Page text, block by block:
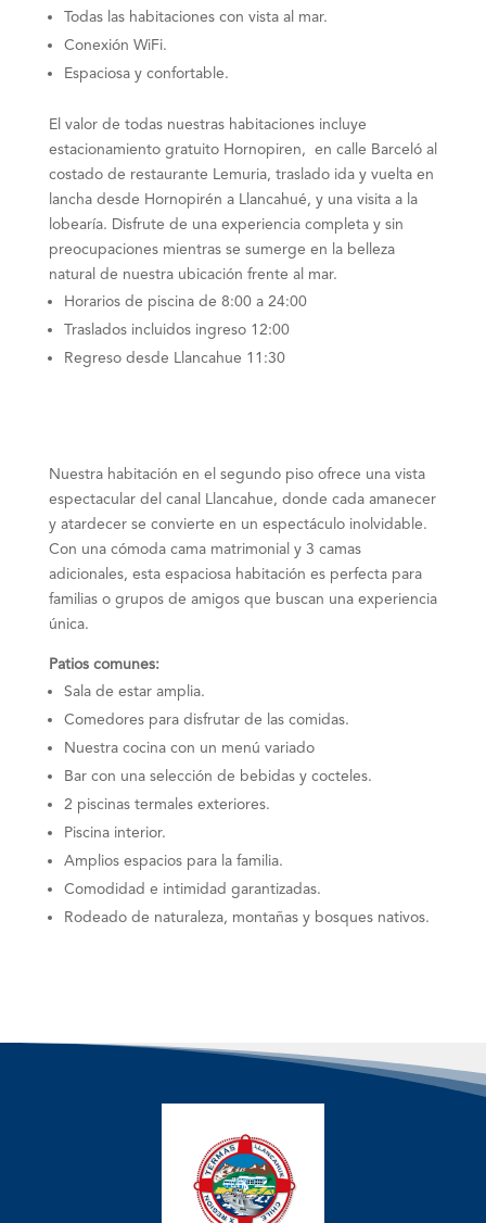
Todas las habitaciones con vista al mar.
Conexión WiFi.
Espaciosa y confortable.
El valor de todas nuestras habitaciones incluye
estacionamiento gratuito Hornopiren, en calle Barceló al
costado de restaurante Lemuria, traslado ida y vuelta en
lancha desde Hornopirén a Llancahué, y una visita a la
lobearía. Disfrute de una experiencia completa y sin
preocupaciones mientras se sumerge en la belleza
natural de nuestra ubicación frente al mar.
Horarios de piscina de 8:00 a 24:00
Traslados incluidos ingreso 12:00
Regreso desde Llancahue 11:30
Nuestra habitación en el segundo piso ofrece una vista
espectacular del canal Llancahue, donde cada amanecer
y atardecer se convierte en un espectáculo inolvidable.
Con una cómoda cama matrimonial y 3 camas
adicionales, esta espaciosa habitación es perfecta para
familias o grupos de amigos que buscan una experiencia
única.
Patios comunes:
Sala de estar amplia.
Comedores para disfrutar de las comidas.
Nuestra cocina con un menú variado
Bar con una selección de bebidas y cocteles.
2 piscinas termales exteriores.
Piscina interior.
Amplios espacios para la familia.
Comodidad e intimidad garantizadas.
Rodeado de naturaleza, montañas y bosques nativos.